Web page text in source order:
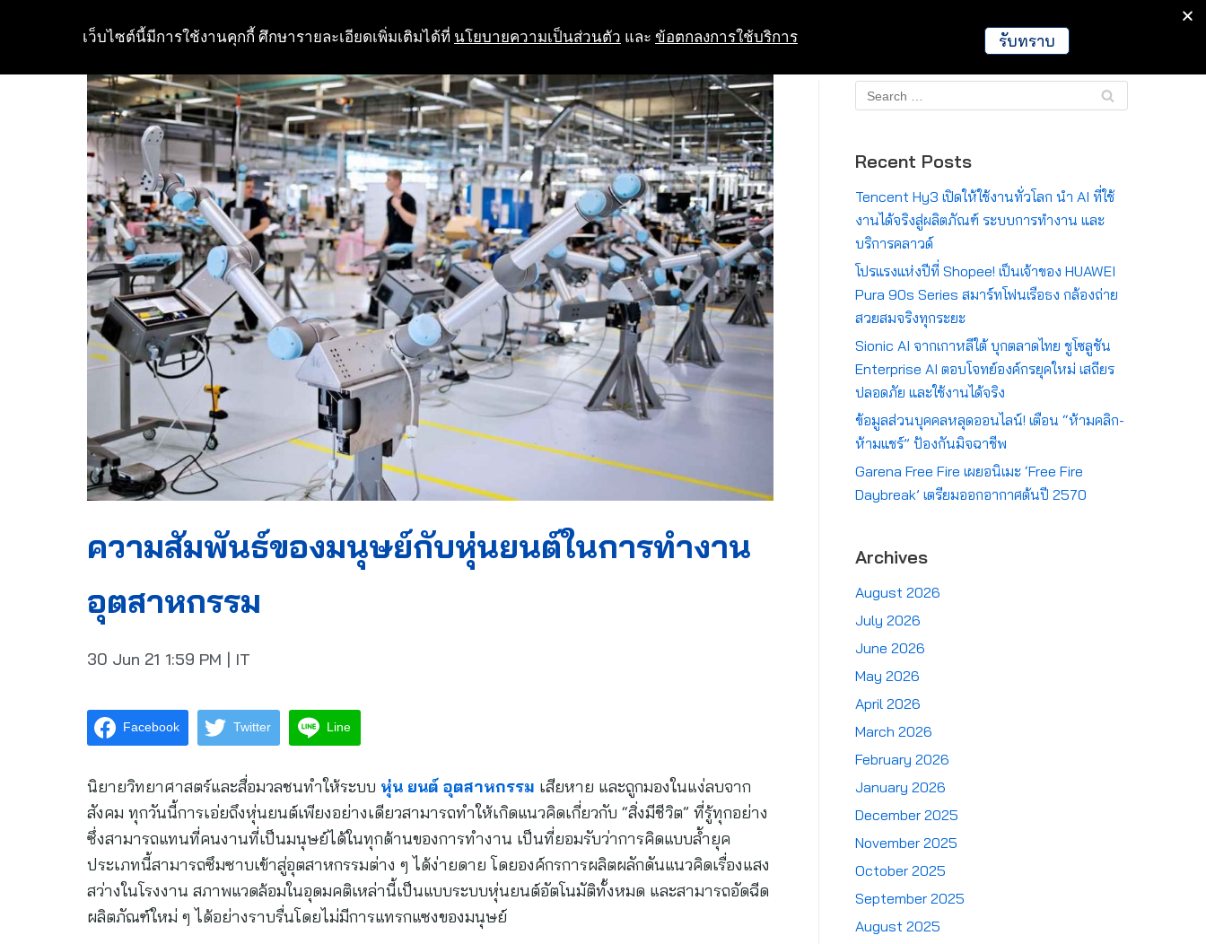
to
Crypto Global
ความสัมพันธ์ของมนุษย์กับหุ่นยนต์ในการทำงาน
อุตสาหกรรม
30 Jun 21 1:59 PM | IT
Facebook Twitter Line
นิยายวิทยาศาสตร์และสื่อมวลชนทำให้ระบบ หุ่น ยนต์ อุตสาหกรรม เสียหาย และถูกมองในแง่ลบจาก
สังคม ทุกวันนี้การเอ่ยถึงหุ่นยนต์เพียงอย่างเดียวสามารถทำให้เกิดแนวคิดเกี่ยวกับ “สิ่งมีชีวิต” ที่รู้ทุกอย่าง
ซึ่งสามารถแทนที่คนงานที่เป็นมนุษย์ได้ในทุกด้านของการทำงาน เป็นที่ยอมรับว่าการคิดแบบล้ำยุค
ประเภทนี้สามารถซึมซาบเข้าสู่อุตสาหกรรมต่าง ๆ ได้ง่ายดาย โดยองค์กรการผลิตผลักดันแนวคิดเรื่องแสง
สว่างในโรงงาน สภาพแวดล้อมในอุดมคติเหล่านี้เป็นแบบระบบหุ่นยนต์อัตโนมัติทั้งหมด และสามารถอัดฉีด
ผลิตภัณฑ์ใหม่ ๆ ได้อย่างราบรื่นโดยไม่มีการแทรกแซงของมนุษย์
Recent Posts
Tencent Hy3 เปิดให้ใช้งานทั่วโลก นำ AI ที่ใช้
งานได้จริงสู่ผลิตภัณฑ์ ระบบการทำงาน และ
บริการคลาวด์
โปรแรงแห่งปีที่ Shopee! เป็นเจ้าของ HUAWEI
Pura 90s Series สมาร์ทโฟนเรือธง กล้องถ่าย
สวยสมจริงทุกระยะ
Sionic AI จากเกาหลีใต้ บุกตลาดไทย ชูโซลูชัน
Enterprise AI ตอบโจทย์องค์กรยุคใหม่ เสถียร
ปลอดภัย และใช้งานได้จริง
ข้อมูลส่วนบุคคลหลุดออนไลน์! เตือน “ห้ามคลิก-
ห้ามแชร์” ป้องกันมิจฉาชีพ
Garena Free Fire เผยอนิเมะ ‘Free Fire
Daybreak’ เตรียมออกอากาศต้นปี 2570
Archives
August 2026
July 2026
June 2026
May 2026
April 2026
March 2026
February 2026
January 2026
December 2025
November 2025
October 2025
September 2025
August 2025
เว็บไซต์นี้มีการใช้งานคุกกี้ ศึกษารายละเอียดเพิ่มเติมได้ที่ นโยบายความเป็นส่วนตัว และ ข้อตกลงการใช้บริการ รับทราบ